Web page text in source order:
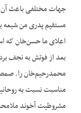
جهات مختلفی باعث آن
مستقیم پدری من شیعه
اعلای ما حسن‌خان که
بعد از فوتش به نجف
محمدرحیم‌خان را.
مناسبت نسبت به
مشروطیت آخوند